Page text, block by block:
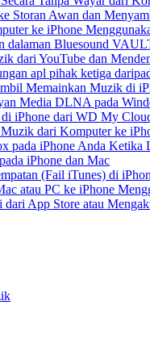
Storan Awan dan
ke iPhone
dalaman Bluesound
dari YouTube dan
apl pihak ketiga
Memainkan Muzik di
Media DLNA pada
iPhone dari WD My
dari Komputer ke
pada iPhone Anda Ketika
iPhone dan Mac
(Fail iTunes) di
atau PC ke iPhone
dari App Store atau